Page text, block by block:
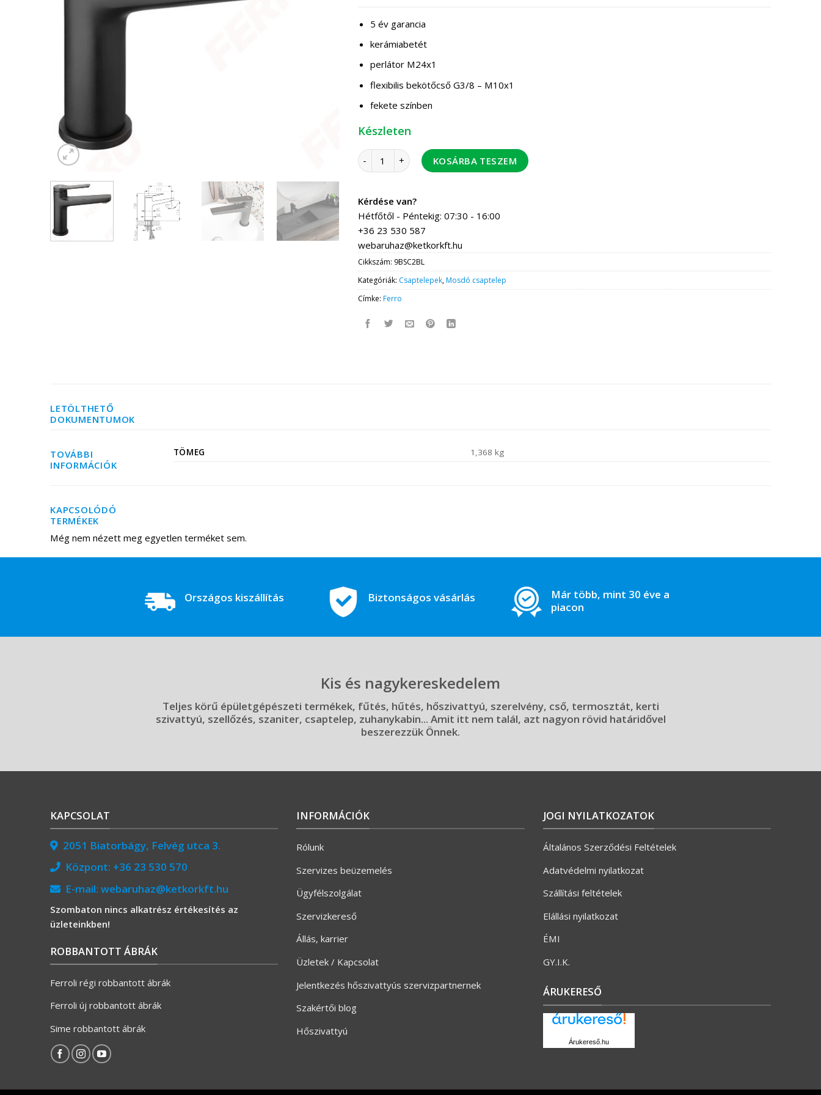
5 év garancia
kerámiabetét
perlátor M24x1
flexibilis bekötőcső G3/8 – M10x1
fekete színben
Készleten
FERRO Stratos Black mosdó csaptelep fekete BSC2BL mennyiség
KOSÁRBA TESZEM
Kérdése van?
Hétfőtől - Péntekig: 07:30 - 16:00
+36 23 530 587
webaruhaz@ketkorkft.hu
Cikkszám: 9BSC2BL
Kategóriák: Csaptelepek,Mosdó csaptelep
Címke:Ferro
LETÖLTHETŐ
DOKUMENTUMOK
TOVÁBBI
INFORMÁCIÓK
TÖMEG 1,368 kg
KAPCSOLÓDÓ
TERMÉKEK
Még nem nézett meg egyetlen terméket sem.
Országos kiszállítás Biztonságos vásárlás
Már több, mint 30 éve a
piacon
Kis és nagykereskedelem
Teljes körű épületgépészeti termékek, fűtés, hűtés, hőszivattyú, szerelvény, cső, termosztát, kerti
szivattyú, szellőzés, szaniter, csaptelep, zuhanykabin... Amit itt nem talál, azt nagyon rövid határidővel
beszerezzük Önnek.
KAPCSOLAT
2051 Biatorbágy, Felvég utca 3.
Központ: +36 23 530 570
E-mail: webaruhaz@ketkorkft.hu
Szombaton nincs alkatrész értékesítés az
üzleteinkben!
ROBBANTOTT ÁBRÁK
Ferroli régi robbantott ábrák
Ferroli új robbantott ábrák
Sime robbantott ábrák
INFORMÁCIÓK
Rólunk
Szervizes beüzemelés
Ügyfélszolgálat
Szervizkereső
Állás, karrier
Üzletek / Kapcsolat
Jelentkezés hőszivattyús szervizpartnernek
Szakértői blog
Hőszivattyú
JOGI NYILATKOZATOK
Általános Szerződési Feltételek
Adatvédelmi nyilatkozat
Szállítási feltételek
Elállási nyilatkozat
ÉMI
GY.I.K.
ÁRUKERESŐ
Árukereső.hu